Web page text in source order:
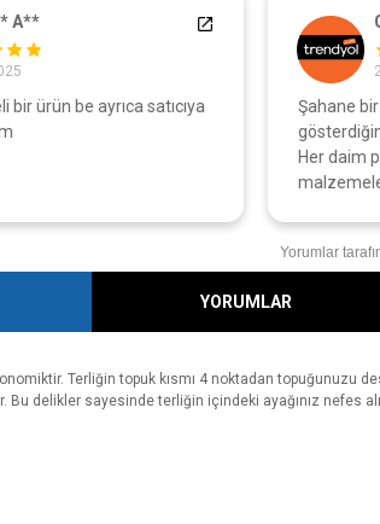
ürün be ayrıca satıcıya
Şahane bir
Her daim
Yorumlar
YORUMLAR
Terliğin topuk kısmı 4 noktadan topuğunuzu
Bu delikler sayesinde terliğin içindeki ayağınız